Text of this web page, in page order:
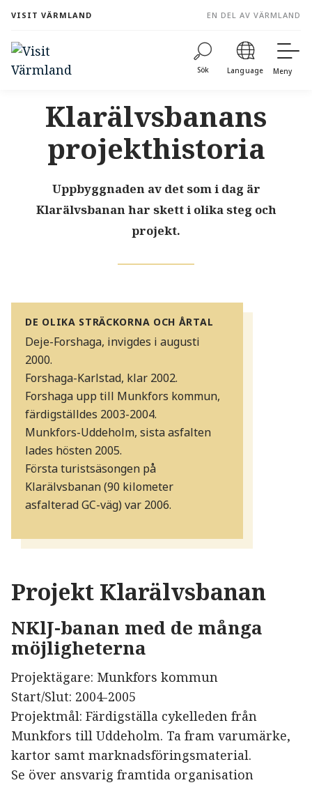
content
VISIT VÄRMLAND EN DEL AV VÄRMLAND
Sök Language Meny
Klarälvsbanans
projekthistoria
Uppbyggnaden av det som i dag är
Klarälvsbanan har skett i olika steg och
projekt.
DE OLIKA STRÄCKORNA OCH ÅRTAL
Deje-Forshaga, invigdes i augusti
2000.
Forshaga-Karlstad, klar 2002.
Forshaga upp till Munkfors kommun,
färdigställdes 2003-2004.
Munkfors-Uddeholm, sista asfalten
lades hösten 2005.
Första turistsäsongen på
Klarälvsbanan (90 kilometer
asfalterad GC-väg) var 2006.
Projekt Klarälvsbanan
NKlJ-banan med de många
möjligheterna
Projektägare: Munkfors kommun
Start/Slut: 2004-2005
Projektmål: Färdigställa cykelleden från
Munkfors till Uddeholm. Ta fram varumärke,
kartor samt marknadsföringsmaterial.
Se över ansvarig framtida organisation